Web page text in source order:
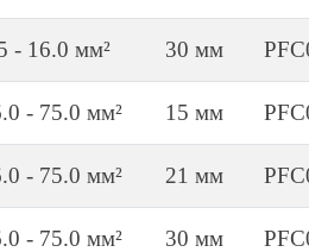
- 16.0 мм² 30 мм
- 75.0 мм² 15 мм
- 75.0 мм² 21 мм
- 75.0 мм² 30 мм